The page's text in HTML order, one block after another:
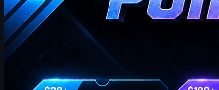
skinisi kaupassa!
huhtikuuta 20, 2026